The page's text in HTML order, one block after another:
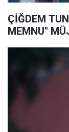
ÇİĞDEM
MEMNU"